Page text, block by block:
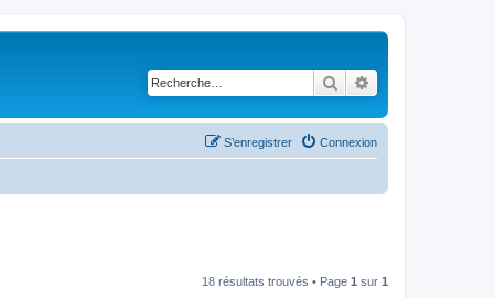
Rechercher
Connexion
S’enregistrer
18 résultats trouvés • Page 1 sur 1